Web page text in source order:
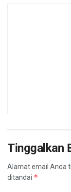
Tinggalkan
Alamat email Anda
ditandai *